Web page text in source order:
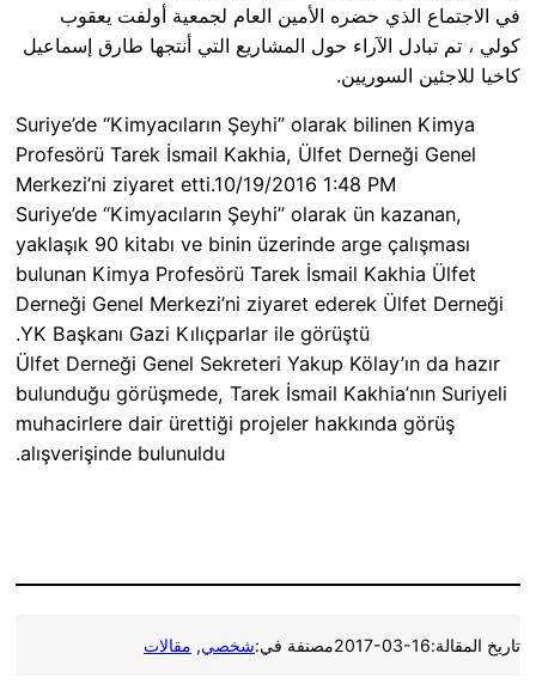
في الاجتماع الذي حضره الأمين العام لجمعية أولفت يعقوب
كولي ، تم تبادل الآراء حول المشاريع التي أنتجها طارق إسماعيل
كاخيا للاجئين السوريين.
Suriye’de “Kimyacıların Şeyhi” olarak bilinen Kimya
Profesörü Tarek İsmail Kakhia, Ülfet Derneği Genel
Merkezi’ni ziyaret etti.10/19/2016 1:48 PM
Suriye’de “Kimyacıların Şeyhi” olarak ün kazanan,
yaklaşık 90 kitabı ve binin üzerinde arge çalışması
bulunan Kimya Profesörü Tarek İsmail Kakhia Ülfet
Derneği Genel Merkezi’ni ziyaret ederek Ülfet Derneği
YK Başkanı Gazi Kılıçparlar ile görüştü.
Ülfet Derneği Genel Sekreteri Yakup Kölay’ın da hazır
bulunduğu görüşmede, Tarek İsmail Kakhia’nın Suriyeli
muhacirlere dair ürettiği projeler hakkında görüş
alışverişinde bulunuldu.
تاريخ المقالة:2017-03-16مصنفة في:شخصي, مقالات